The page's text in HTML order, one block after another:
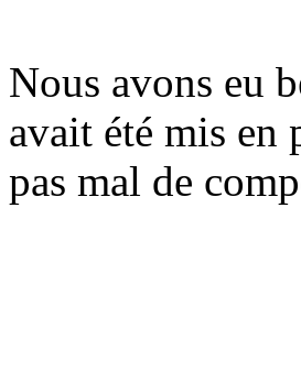
Nous avons eu
avait été mis en
pas mal de